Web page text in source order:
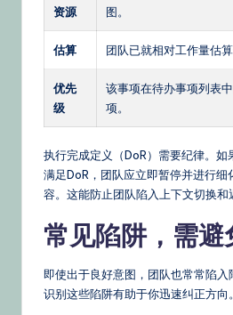
资源
图。
估算 团队已就相对工作量估算
优先
级
该事项在待办事项列表
项。
执行完成定义（DoR）需要纪律。
满足DoR，团队应立即暂停并进行细
容。这能防止团队陷入上下文切换和
常见陷阱，需避
即使出于良好意图，团队也常常陷入
识别这些陷阱有助于你迅速纠正方向。